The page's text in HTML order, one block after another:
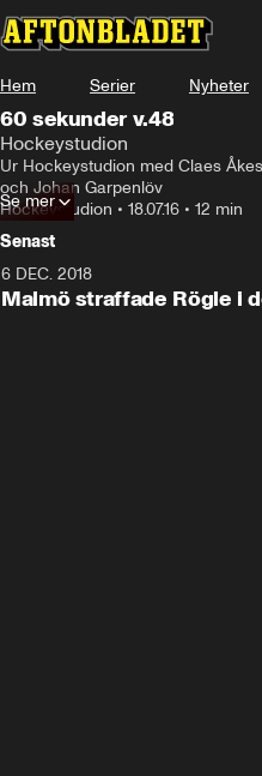
Hem Serier Nyheter
60 sekunder v.48
Hockeystudion
Ur Hockeystudion med Claes
och Johan Garpenlöv
Hockeystudion • 18.07.16 • 12 min
Se mer
Senast
6 DEC. 2018
Malmö straffade Rögle i